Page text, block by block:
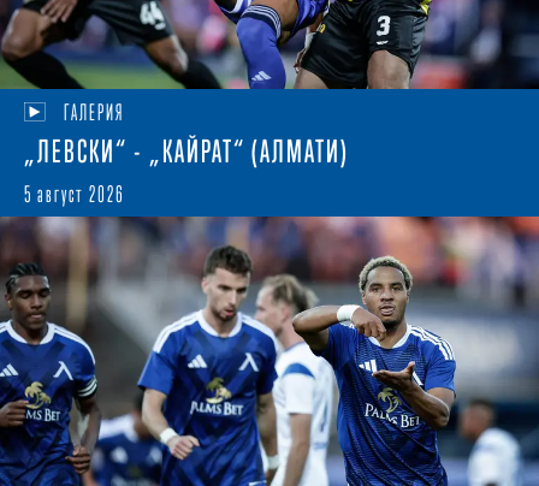
ГАЛЕРИЯ
„ЛЕВСКИ“ - „КАЙРАТ“ (АЛМАТИ)
5 август 2026